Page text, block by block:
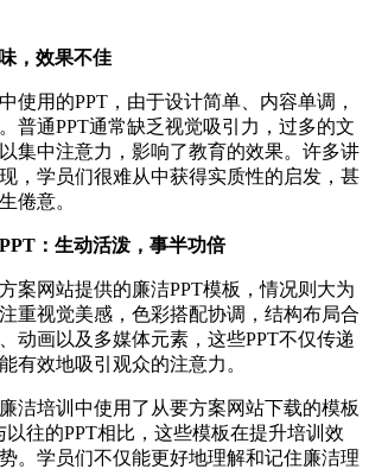
，效果不佳
使用的PPT，由于设计简单、内容单调，
普通PPT通常缺乏视觉吸引力，过多的文
集中注意力，影响了教育的效果。许多讲
，学员们很难从中获得实质性的启发，甚
倦意。
：生动活泼，事半功倍
案网站提供的廉洁PPT模板，情况则大为
重视觉美感，色彩搭配协调，结构布局合
动画以及多媒体元素，这些PPT不仅传递
有效地吸引观众的注意力。
洁培训中使用了从要方案网站下载的模板
以往的PPT相比，这些模板在提升培训效
。学员们不仅能更好地理解和记住廉洁理